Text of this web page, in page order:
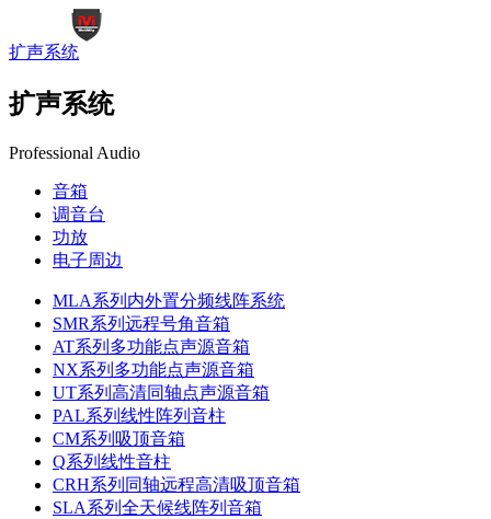
扩声系统
扩声系统
Professional Audio
音箱
调音台
功放
电子周边
MLA系列内外置分频线阵系统
SMR系列远程号角音箱
AT系列多功能点声源音箱
NX系列多功能点声源音箱
UT系列高清同轴点声源音箱
PAL系列线性阵列音柱
CM系列吸顶音箱
Q系列线性音柱
CRH系列同轴远程高清吸顶音箱
SLA系列全天候线阵列音箱